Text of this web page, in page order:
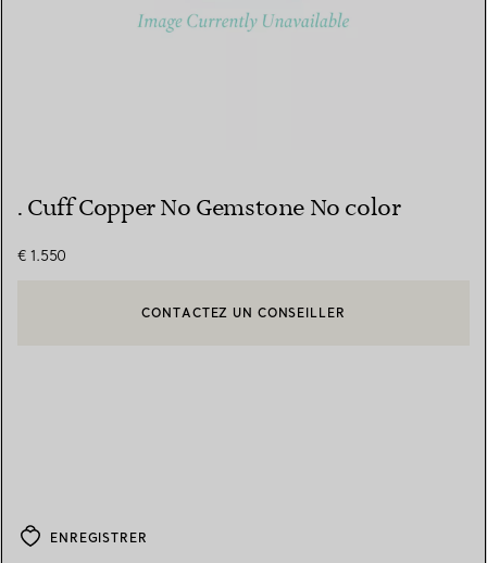
. Cuff Copper No Gemstone No color
€ 1.550
CONTACTER UN CONSEILLER CLIENT OU PRENDRE RENDEZ-
CONTACTEZ UN CONSEILLER
ENREGISTRER